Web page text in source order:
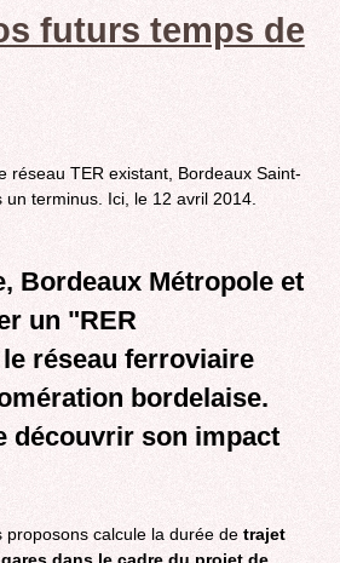
futurs temps de
réseau TER existant, Bordeaux Saint-
terminus. Ici, le 12 avril 2014.
Bordeaux Métropole et
un "RER
réseau ferroviaire
bordelaise.
découvrir son impact
calcule la durée de trajet